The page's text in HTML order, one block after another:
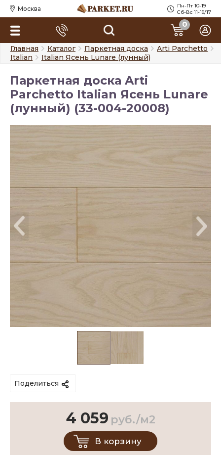
Москва
Пн-Пт 10-19
Сб-Вс 11-19/17
0
Главная Каталог Паркетная доска
Arti Parchetto
Italian
Italian Ясень Lunare (лунный)
Паркетная доска Arti
Parchetto Italian Ясень Lunare
(лунный) (33-004-20008)
Поделиться
4 059 руб./м2
В корзину